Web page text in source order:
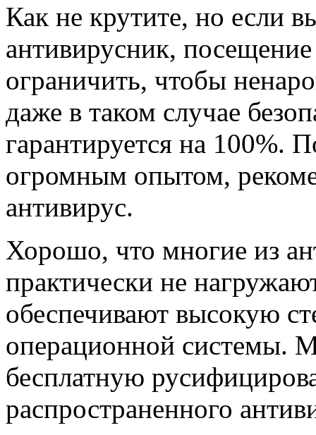
Как не крутите, но если
антивирусник,
ограничить, чтобы
даже в таком случае
гарантируется на 100%.
огромным опытом,
антивирус.
Хорошо, что многие из
практически не
обеспечивают высокую
операционной системы.
бесплатную
распространенного